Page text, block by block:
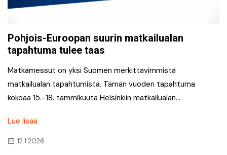
Pohjois-Euroopan suurin matkailualan
tapahtuma tulee taas
Matkamessut on yksi Suomen merkittävimmistä
matkailualan tapahtumista. Tämän vuoden tapahtuma
kokoaa 15.-18. tammikuuta Helsinkiin matkailualan…
Lue lisää
12.1.2026